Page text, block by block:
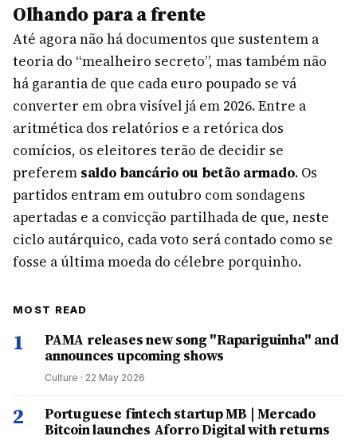
Olhando para a frente
Até agora não há documentos que sustentem a
teoria do “mealheiro secreto”, mas também não
há garantia de que cada euro poupado se vá
converter em obra visível já em 2026. Entre a
aritmética dos relatórios e a retórica dos
comícios, os eleitores terão de decidir se
preferem saldo bancário ou betão armado. Os
partidos entram em outubro com sondagens
apertadas e a convicção partilhada de que, neste
ciclo autárquico, cada voto será contado como se
fosse a última moeda do célebre porquinho.
MOST READ
1
PAMA releases new song "Rapariguinha" and
announces upcoming shows
Culture · 22 May 2026
2
Portuguese fintech startup MB | Mercado
Bitcoin launches Aforro Digital with returns